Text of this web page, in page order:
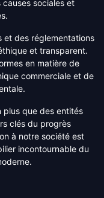
sociales et
et des réglementations
et transparent.
en matière de
commerciale et de
plus que des entités
clés du progrès
à notre société est
incontournable du